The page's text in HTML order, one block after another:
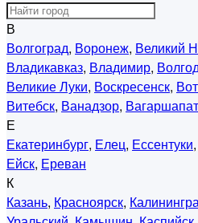
В
Волгоград, Воронеж, Великий
Владикавказ, Владимир,
Великие Луки, Воскресенск,
Витебск, Ванадзор, Вагаршапат
Е
Екатеринбург, Елец, Ессентуки,
Ейск, Ереван
К
Казань, Красноярск,